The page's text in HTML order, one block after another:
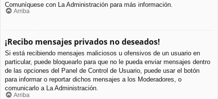
Comuníquese con La Administración para más información.
Arriba
¡Recibo mensajes privados no deseados!
Si está recibiendo mensajes maliciosos u ofensivos de un usuario en
particular, puede bloquearlo para que no le pueda enviar mensajes dentro
de las opciones del Panel de Control de Usuario, puede usar el botón
para informar o reportar dichos mensajes a los Moderadores, o
comunicarlo a La Administración.
Arriba